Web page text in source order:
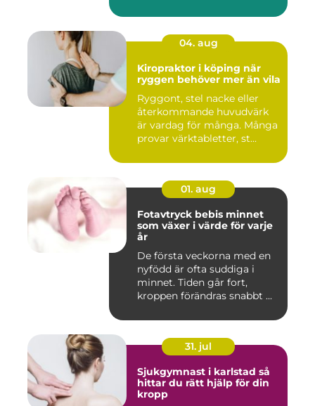
04. aug
Kiropraktor i köping när
ryggen behöver mer än vila
Ryggont, stel nacke eller
återkommande huvudvärk
är vardag för många. Många
provar värktabletter, st...
01. aug
Fotavtryck bebis minnet
som växer i värde för varje
år
De första veckorna med en
nyfödd är ofta suddiga i
minnet. Tiden går fort,
kroppen förändras snabbt ...
31. jul
Sjukgymnast i karlstad så
hittar du rätt hjälp för din
kropp